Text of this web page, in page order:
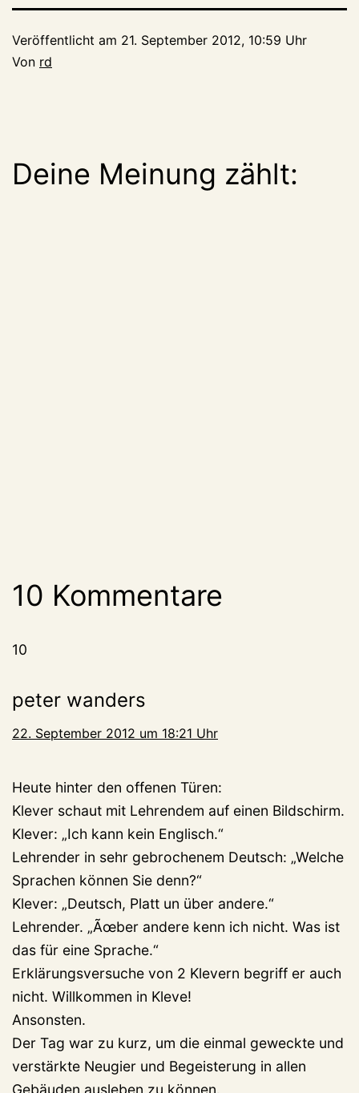
Veröffentlicht am 21. September 2012, 10:59 Uhr
Von rd
Deine Meinung zählt:
10 Kommentare
10
peter wanders
22. September 2012 um 18:21 Uhr
Heute hinter den offenen Türen:
Klever schaut mit Lehrendem auf einen Bildschirm.
Klever: „Ich kann kein Englisch.“
Lehrender in sehr gebrochenem Deutsch: „Welche
Sprachen können Sie denn?“
Klever: „Deutsch, Platt un über andere.“
Lehrender. „Ãœber andere kenn ich nicht. Was ist
das für eine Sprache.“
Erklärungsversuche von 2 Klevern begriff er auch
nicht. Willkommen in Kleve!
Ansonsten.
Der Tag war zu kurz, um die einmal geweckte und
verstärkte Neugier und Begeisterung in allen
Gebäuden ausleben zu können.